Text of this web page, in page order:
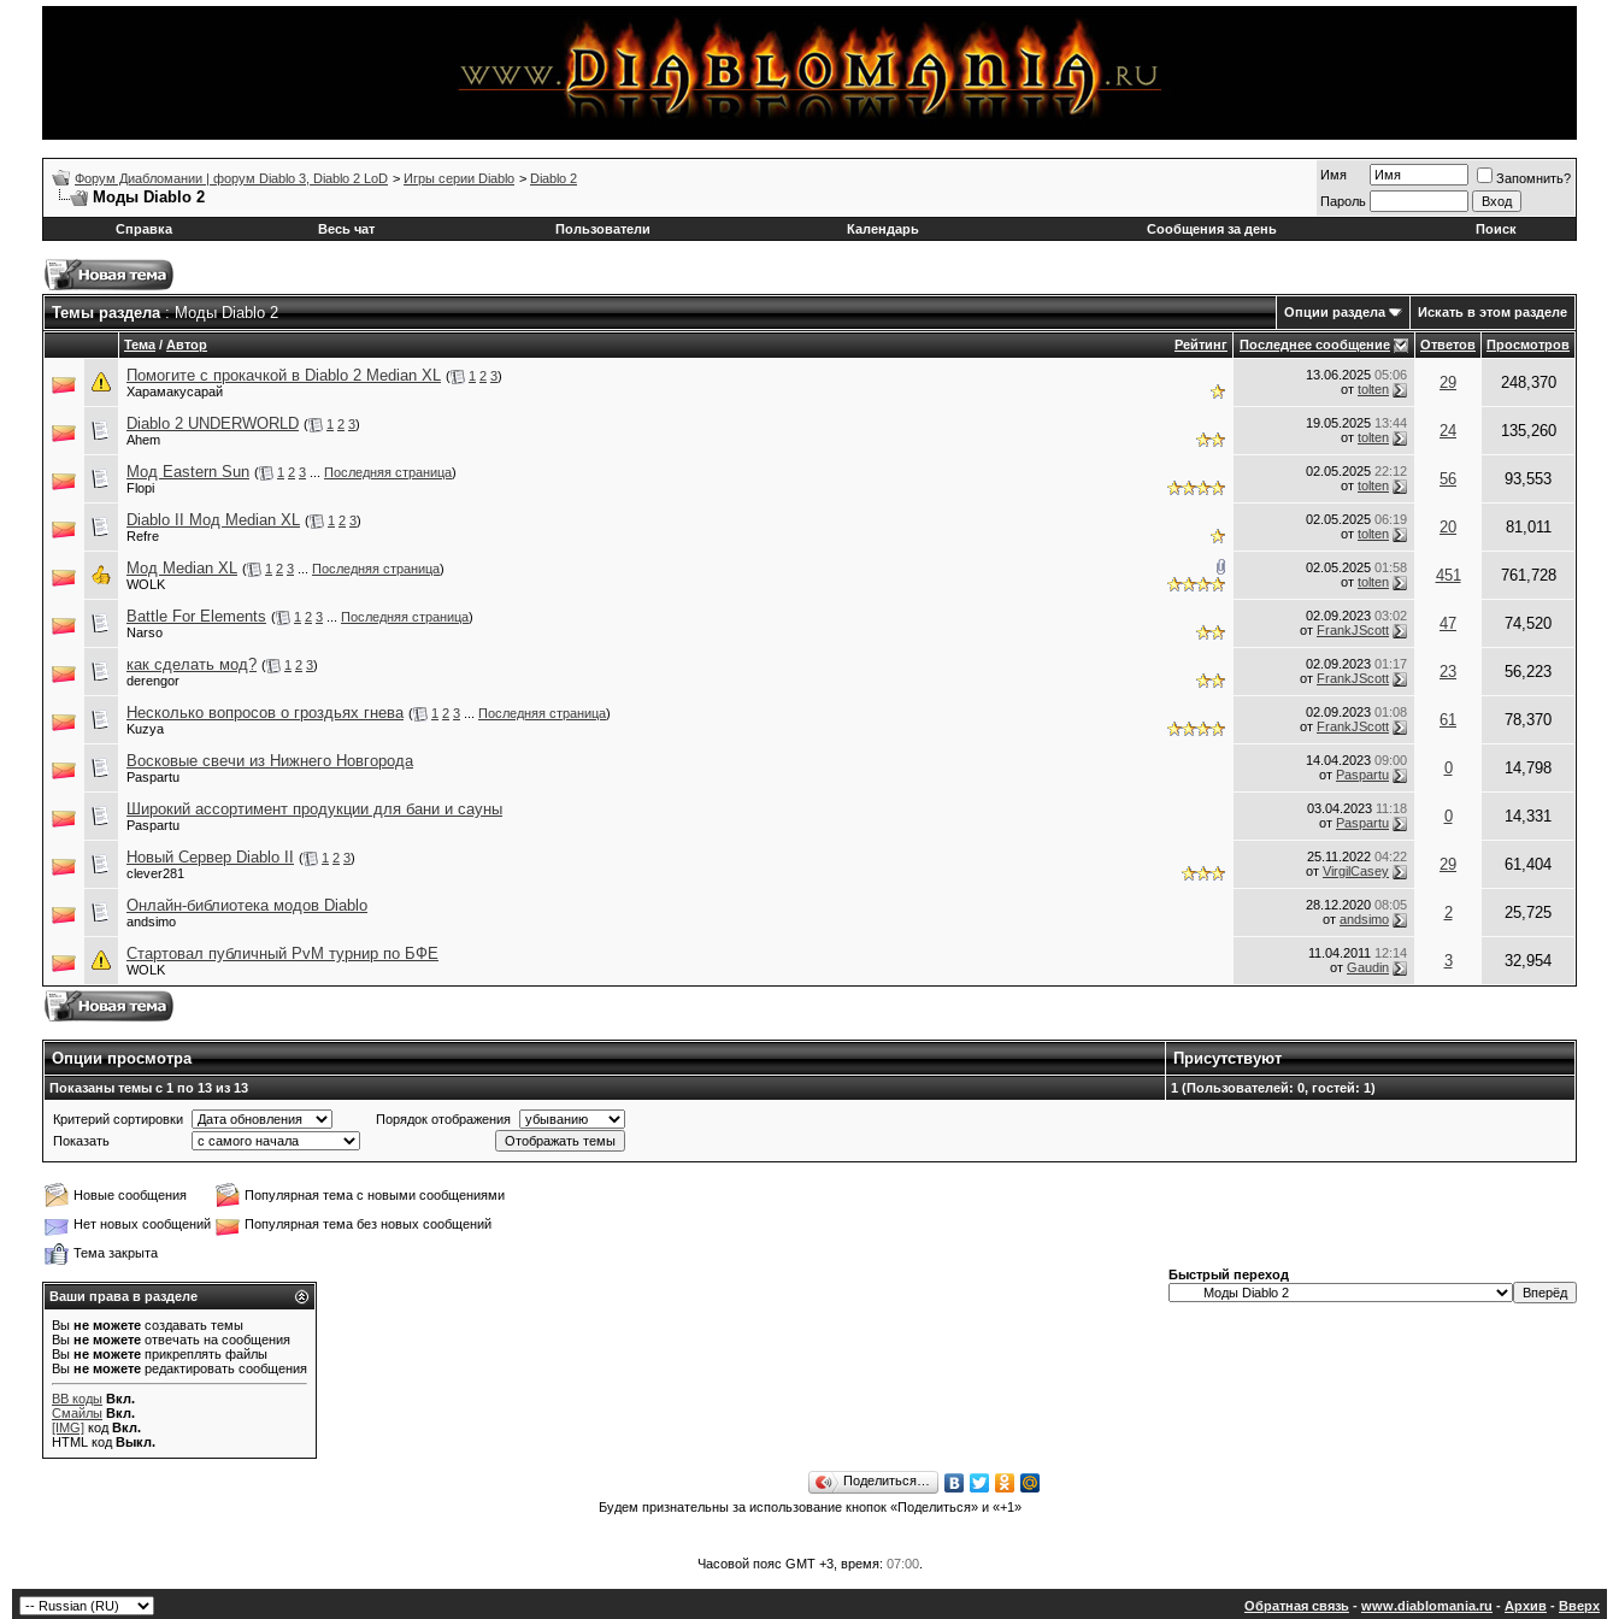
Форум Диабломании | форум Diablo 3, Diablo 2 LoD > Игры серии Diablo > Diablo 2
Моды Diablo 2
Имя
Запомнить?
Пароль
Справка
Весь чат Пользователи Календарь Сообщения за день Поиск
Темы раздела: Моды Diablo 2 Опции раздела Искать в этом разделе
Рейтинг
Тема / Автор Последнее сообщение Ответов Просмотров
Помогите с прокачкой в Diablo 2 Median XL ( 1 2 3)
Харамакусарай
13.06.2025 05:06
от tolten 29 248,370
Diablo 2 UNDERWORLD ( 1 2 3)
Ahem
19.05.2025 13:44
от tolten 24 135,260
Мод Eastern Sun ( 1 2 3 Последняя страница)
Flopi
02.05.2025 22:12
от tolten 56 93,553
Diablo II Мод Median XL ( 1 2 3)
Refre
02.05.2025 06:19
от tolten 20 81,011
Мод Median XL ( 1 2 3 Последняя страница)
WOLK
02.05.2025 01:58
от tolten 451 761,728
Battle For Elements ( 1 2 3 Последняя страница)
Narso
02.09.2023 03:02
от FrankJScott 47 74,520
как сделать мод? ( 1 2 3)
derengor
02.09.2023 01:17
от FrankJScott 23 56,223
Несколько вопросов о гроздьях гнева ( 1 2 3 Последняя страница)
Kuzya
02.09.2023 01:08
от FrankJScott 61 78,370
Восковые свечи из Нижнего Новгорода
Paspartu
14.04.2023 09:00
от Paspartu 0 14,798
Широкий ассортимент продукции для бани и сауны
Paspartu
03.04.2023 11:18
от Paspartu 0 14,331
Новый Сервер Diablo II ( 1 2 3)
clever281
25.11.2022 04:22
от VirgilCasey 29 61,404
Онлайн-библиотека модов Diablo
andsimo
28.12.2020 08:05
от andsimo 2 25,725
Стартовал публичный PvM турнир по БФЕ
WOLK
11.04.2011 12:14
от Gaudin 3 32,954
Опции просмотра Присутствуют
Показаны темы с 1 по 13 из 13 1 (Пользователей: 0, гостей: 1)
Критерий сортировки
Порядок отображения
Показать
Новые сообщения
Популярная тема с новыми сообщениями
Нет новых сообщений
Популярная тема без новых сообщений
Тема закрыта
Ваши права в разделе
Вы не можете создавать темы
Вы не можете отвечать на сообщения
Вы не можете прикреплять файлы
Вы не можете редактировать сообщения
BB коды Вкл.
Смайлы Вкл.
[IMG] код Вкл.
HTML код Выкл.
Быстрый переход
Поделиться…
Будем признательны за использование кнопок «Поделиться» и «+1»
Часовой пояс GMT +3, время: 07:00.
Обратная связь - www.diablomania.ru - Архив - Вверх